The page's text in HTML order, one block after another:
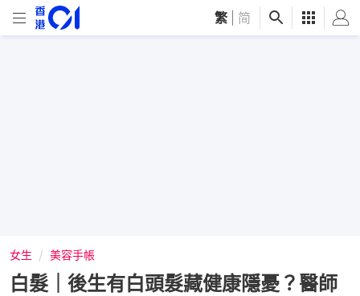
繁 简
女生 美容手帳
白髮｜後生有白頭髮藏健康隱憂？醫師